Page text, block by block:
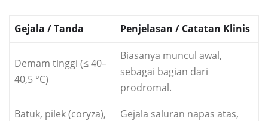
Gejala / Tanda Penjelasan / Catatan Klinis
Demam tinggi (≤ 40–
40,5 °C)
Biasanya muncul awal,
sebagai bagian dari
prodromal.
Batuk, pilek (coryza),
Gejala saluran napas atas,